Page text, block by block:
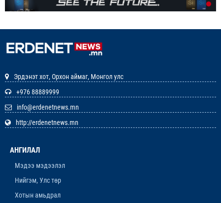
1-р сар. 7, 2026, 3:41 p.m.
ШАГНАЛ ХҮРТЛЭЭ
ЗАРЛАЛ
12-р сар. 19, 2025, 3:20 p.m.
Эрдэнэт хот, Орхон аймаг, Монгол улс
+976 88889999
info@erdenetnews.mn
http://erdenetnews.mn
АНГИЛАЛ
Мэдээ мэдээлэл
Нийгэм, Улс төр
Хотын амьдрал